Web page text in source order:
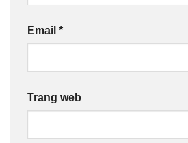
Email *
Trang web